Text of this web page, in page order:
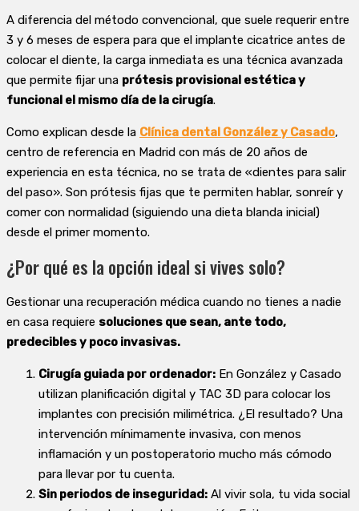
A diferencia del método convencional, que suele requerir entre
3 y 6 meses de espera para que el implante cicatrice antes de
colocar el diente, la carga inmediata es una técnica avanzada
que permite fijar una prótesis provisional estética y
funcional el mismo día de la cirugía.
Como explican desde la Clínica dental González y Casado,
centro de referencia en Madrid con más de 20 años de
experiencia en esta técnica, no se trata de «dientes para salir
del paso». Son prótesis fijas que te permiten hablar, sonreír y
comer con normalidad (siguiendo una dieta blanda inicial)
desde el primer momento.
¿Por qué es la opción ideal si vives solo?
Gestionar una recuperación médica cuando no tienes a nadie
en casa requiere soluciones que sean, ante todo,
predecibles y poco invasivas.
Cirugía guiada por ordenador: En González y Casado
utilizan planificación digital y TAC 3D para colocar los
implantes con precisión milimétrica. ¿El resultado? Una
intervención mínimamente invasiva, con menos
inflamación y un postoperatorio mucho más cómodo
para llevar por tu cuenta.
Sin periodos de inseguridad: Al vivir sola, tu vida social